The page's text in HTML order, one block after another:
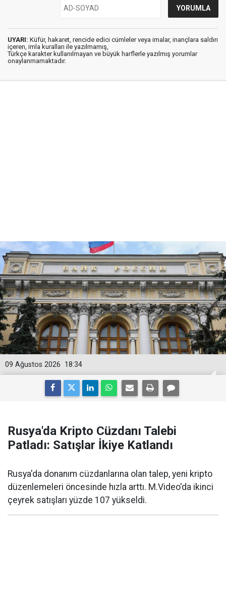
UYARI: Küfür, hakaret, rencide edici cümleler veya imalar, inançlara saldırı
içeren, imla kuralları ile yazılmamış,
Türkçe karakter kullanılmayan ve büyük harflerle yazılmış yorumlar
onaylanmamaktadır.
18:34
09 Ağustos 2026
Rusya'da Kripto Cüzdanı Talebi
Patladı: Satışlar İkiye Katlandı
Rusya'da donanım cüzdanlarına olan talep, yeni kripto
düzenlemeleri öncesinde hızla arttı. M.Video'da ikinci
çeyrek satışları yüzde 107 yükseldi.